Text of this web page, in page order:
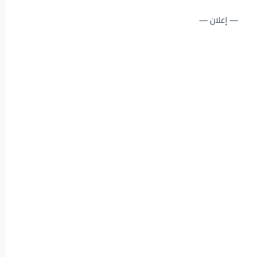
— إعلان —